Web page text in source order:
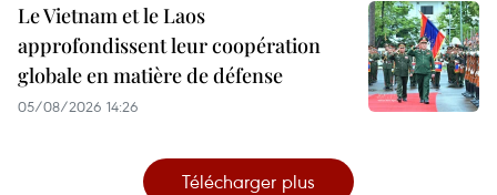
Le Vietnam et le Laos
approfondissent leur coopération
globale en matière de défense
05/08/2026 14:26
Télécharger plus